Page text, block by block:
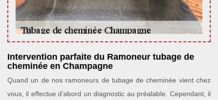
Intervention parfaite du Ramoneur tubage de
cheminée en Champagne
Quand un de nos ramoneurs de tubage de cheminée vient chez
vous, il effectue d’abord un diagnostic au préalable. Cependant, il